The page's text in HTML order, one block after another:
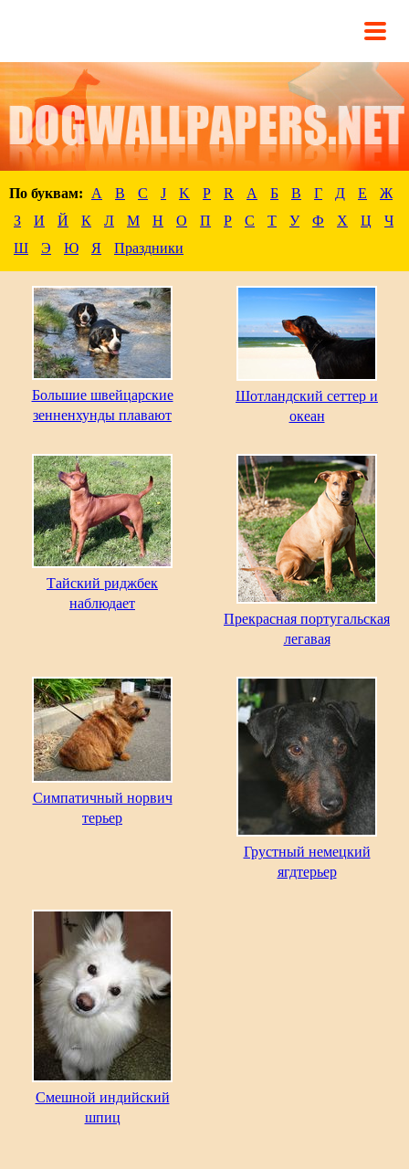
По буквам: A B C J K P R А Б В Г Д Е
Ж
З
И Й К Л М Н О П Р С Т У Ф Х Ц
Ч
Ш
Э Ю Я Праздники
Большие швейцарские
зенненхунды плавают
Шотландский сеттер и
океан
Тайский риджбек
наблюдает
Прекрасная португальская
легавая
Симпатичный норвич
терьер
Грустный немецкий
ягдтерьер
Смешной индийский
шпиц